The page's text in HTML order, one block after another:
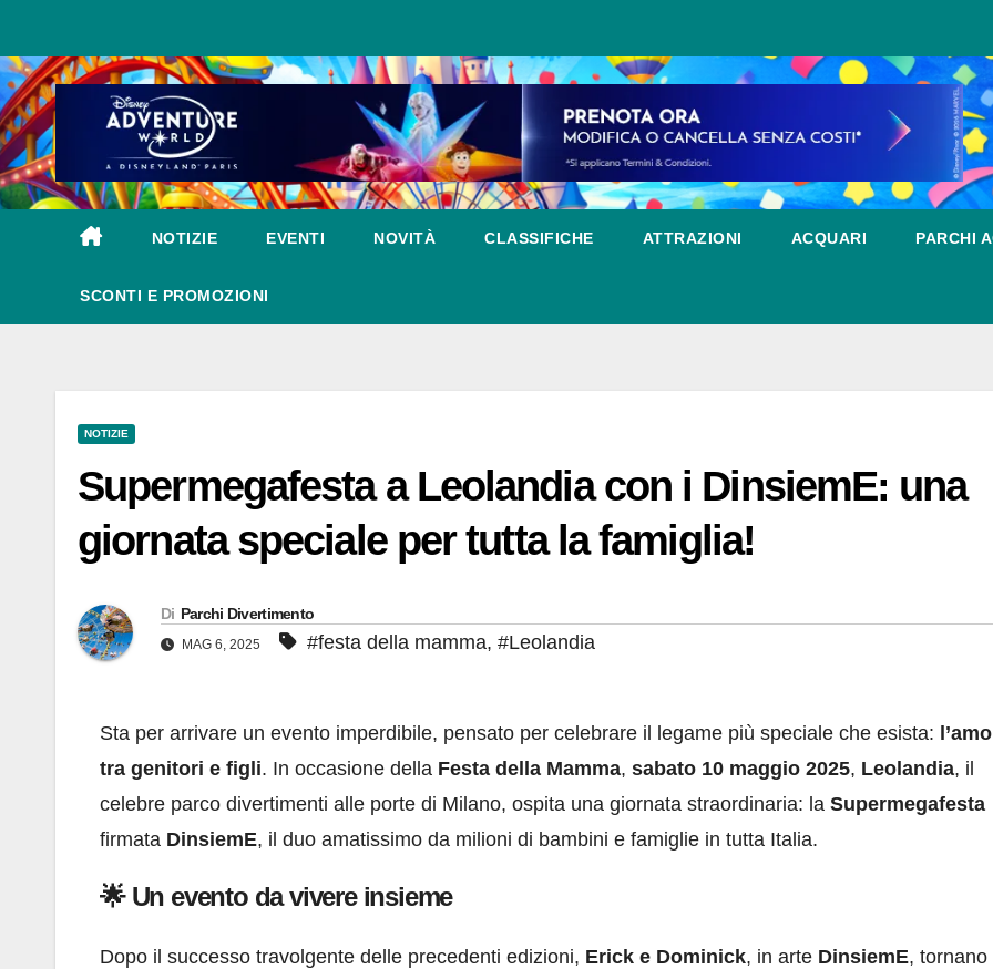
al
contenuto
NOTIZIE EVENTI NOVITÀ CLASSIFICHE ATTRAZIONI ACQUARI PARCHI
SCONTI E PROMOZIONI
NOTIZIE
Supermegafesta a Leolandia con i DinsiemE: una
giornata speciale per tutta la famiglia!
Di Parchi Divertimento
MAG 6, 2025 #festa della mamma, #Leolandia
Sta per arrivare un evento imperdibile, pensato per celebrare il legame più speciale che esista:
tra genitori e figli. In occasione della Festa della Mamma, sabato 10 maggio 2025, Leolandia, il
celebre parco divertimenti alle porte di Milano, ospita una giornata straordinaria: la Supermegafesta
firmata DinsiemE, il duo amatissimo da milioni di bambini e famiglie in tutta Italia.
🌟 Un evento da vivere insieme
Dopo il successo travolgente delle precedenti edizioni, Erick e Dominick, in arte DinsiemE, tornano